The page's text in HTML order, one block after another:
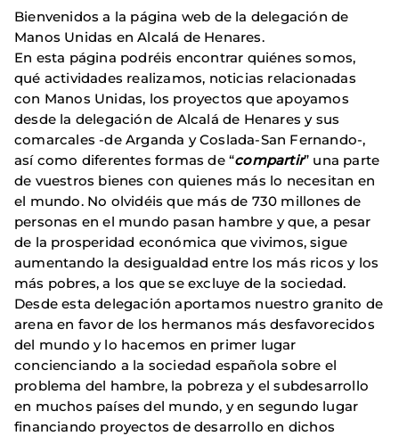
Bienvenidos a la página web de la delegación de
Manos Unidas en Alcalá de Henares.
En esta página podréis encontrar quiénes somos,
qué actividades realizamos, noticias relacionadas
con Manos Unidas, los proyectos que apoyamos
desde la delegación de Alcalá de Henares y sus
comarcales -de Arganda y Coslada-San Fernando-,
así como diferentes formas de “compartir” una parte
de vuestros bienes con quienes más lo necesitan en
el mundo. No olvidéis que más de 730 millones de
personas en el mundo pasan hambre y que, a pesar
de la prosperidad económica que vivimos, sigue
aumentando la desigualdad entre los más ricos y los
más pobres, a los que se excluye de la sociedad.
Desde esta delegación aportamos nuestro granito de
arena en favor de los hermanos más desfavorecidos
del mundo y lo hacemos en primer lugar
concienciando a la sociedad española sobre el
problema del hambre, la pobreza y el subdesarrollo
en muchos países del mundo, y en segundo lugar
financiando proyectos de desarrollo en dichos